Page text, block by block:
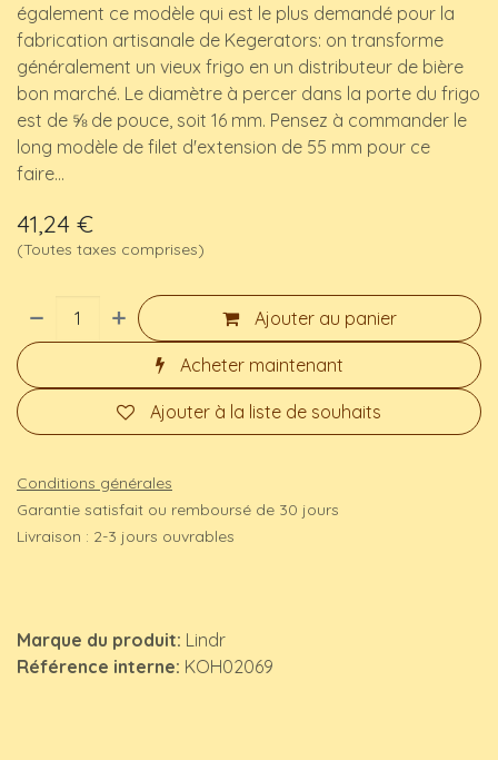
également ce modèle qui est le plus demandé pour la
fabrication artisanale de Kegerators: on transforme
généralement un vieux frigo en un distributeur de bière
bon marché. Le diamètre à percer dans la porte du frigo
est de ⅝ de pouce, soit 16 mm. Pensez à commander le
long modèle de filet d'extension de 55 mm pour ce
faire...
41,24 €
(Toutes taxes comprises)
Ajouter au panier
Acheter maintenant
Ajouter à la liste de souhaits
Conditions générales
Garantie satisfait ou remboursé de 30 jours
Livraison : 2-3 jours ouvrables
Marque du produit: Lindr
Référence interne: KOH02069